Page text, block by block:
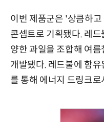
이번 제품군은 '상큼하
콘셉트로 기획됐다. 레
양한 과일을 조합해 여
개발됐다. 레드불에 함
를 통해 에너지 드링크